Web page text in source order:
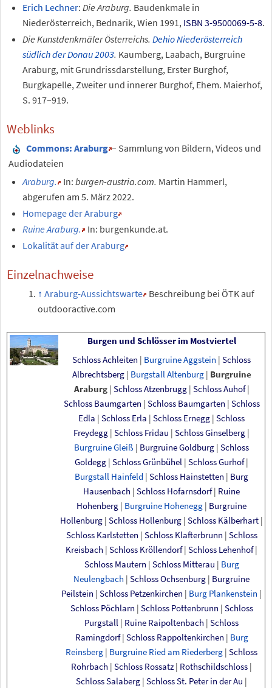
Erich Lechner: Die Araburg. Baudenkmale in
Niederösterreich, Bednarik, Wien 1991, ISBN 3-9500069-5-8.
Die Kunstdenkmäler Österreichs. Dehio Niederösterreich
südlich der Donau 2003. Kaumberg, Laabach, Burgruine
Araburg, mit Grundrissdarstellung, Erster Burghof,
Burgkapelle, Zweiter und innerer Burghof, Ehem. Maierhof,
S. 917–919.
Weblinks
Commons: Araburg – Sammlung von Bildern, Videos und
Audiodateien
Araburg.
In: burgen-austria.com. Martin Hammerl,
abgerufen am 5. März 2022.
Homepage der Araburg
Ruine Araburg.
In: burgenkunde.at.
Lokalität auf der Araburg
Einzelnachweise
Araburg-Aussichtswarte Beschreibung bei ÖTK auf
outdooractive.com
Burgen und Schlösser im Mostviertel
Schloss Achleiten | Burgruine Aggstein | Schloss
Albrechtsberg | Burgstall Altenburg | Burgruine
Araburg | Schloss Atzenbrugg | Schloss Auhof |
Schloss Baumgarten | Schloss Baumgarten | Schloss
Edla | Schloss Erla | Schloss Ernegg | Schloss
Freydegg | Schloss Fridau | Schloss Ginselberg |
Burgruine Gleiß | Burgruine Goldburg | Schloss
Goldegg | Schloss Grünbühel | Schloss Gurhof |
Burgstall Hainfeld | Schloss Hainstetten | Burg
Hausenbach | Schloss Hofarnsdorf | Ruine
Hohenberg | Burgruine Hohenegg | Burgruine
Hollenburg | Schloss Hollenburg | Schloss Kälberhart |
Schloss Karlstetten | Schloss Klafterbrunn | Schloss
Kreisbach | Schloss Kröllendorf | Schloss Lehenhof |
Schloss Mautern | Schloss Mitterau | Burg
Neulengbach | Schloss Ochsenburg | Burgruine
Peilstein | Schloss Petzenkirchen | Burg Plankenstein |
Schloss Pöchlarn | Schloss Pottenbrunn | Schloss
Purgstall | Ruine Raipoltenbach | Schloss
Ramingdorf | Schloss Rappoltenkirchen | Burg
Reinsberg | Burgruine Ried am Riederberg | Schloss
Rohrbach | Schloss Rossatz | Rothschildschloss |
Schloss Salaberg | Schloss St. Peter in der Au |